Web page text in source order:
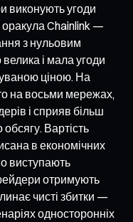
виконують угоди
Chainlink —
з нульовим
і мала угоди
ціною. На
на восьми мережах,
і сприяв більш
Вартість
в економічних
виступають
отримують
чисті збитки —
односторонніх